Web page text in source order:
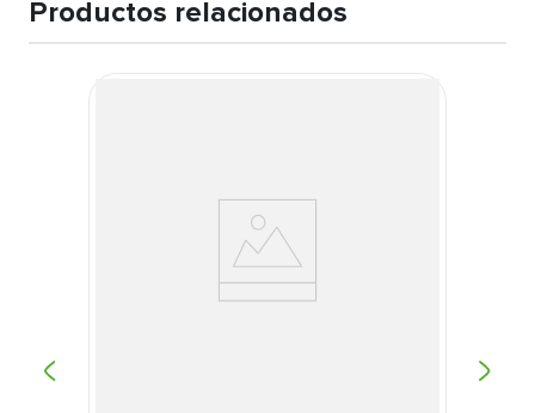
Productos relacionados